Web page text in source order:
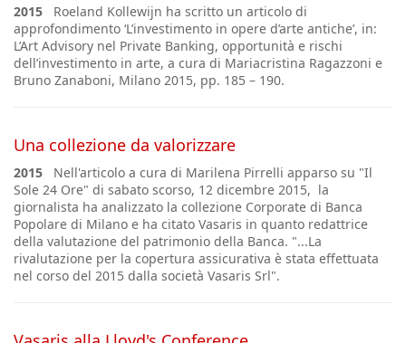
2015 Roeland Kollewijn ha scritto un articolo di
approfondimento ‘L’investimento in opere d’arte antiche’, in:
L’Art Advisory nel Private Banking, opportunità e rischi
dell’investimento in arte, a cura di Mariacristina Ragazzoni e
Bruno Zanaboni, Milano 2015, pp. 185 – 190.
Una collezione da valorizzare
2015 Nell'articolo a cura di Marilena Pirrelli apparso su "Il
Sole 24 Ore" di sabato scorso, 12 dicembre 2015, la
giornalista ha analizzato la collezione Corporate di Banca
Popolare di Milano e ha citato Vasaris in quanto redattrice
della valutazione del patrimonio della Banca. "...La
rivalutazione per la copertura assicurativa è stata effettuata
nel corso del 2015 dalla società Vasaris Srl".